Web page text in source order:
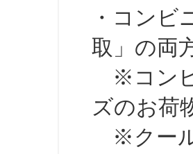
・コンビ
取」の両
※コンビ
ズのお荷
※クール